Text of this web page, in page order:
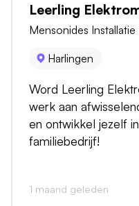
Leerling
Mensonides Installatie
Harlingen
Word Leerling
werk aan
en ontwikkel jezelf
familiebedrijf!
1 maand geleden